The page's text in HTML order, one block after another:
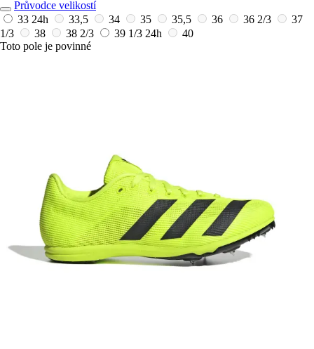
Průvodce velikostí
33 24h 33,5 34 35 35,5 36 36 2/3
37
1/3
38 38 2/3 39 1/3 24h
40
Toto pole je povinné